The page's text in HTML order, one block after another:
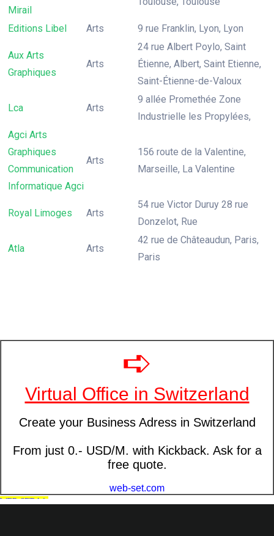
Mirail
Editions Libel Arts 9 rue Franklin, Lyon, Lyon
Aux Arts
Graphiques
Arts
24 rue Albert Poylo, Saint
Étienne, Albert, Saint Etienne,
Saint-Étienne-de-Valoux
Lca Arts
9 allée Promethée Zone
Industrielle les Propylées,
Agci Arts
Graphiques
Communication
Informatique Agci
Arts
156 route de la Valentine,
Marseille, La Valentine
Royal Limoges Arts
54 rue Victor Duruy 28 rue
Donzelot, Rue
Atla Arts
42 rue de Châteaudun, Paris,
Paris